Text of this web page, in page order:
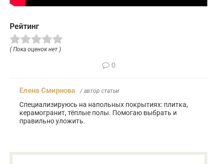
Рейтинг
( Пока оценок нет )
0
Елена Смирнова / автор статьи
Специализируюсь на напольных покрытиях: плитка,
керамогранит, тёплые полы. Помогаю выбрать и
правильно уложить.